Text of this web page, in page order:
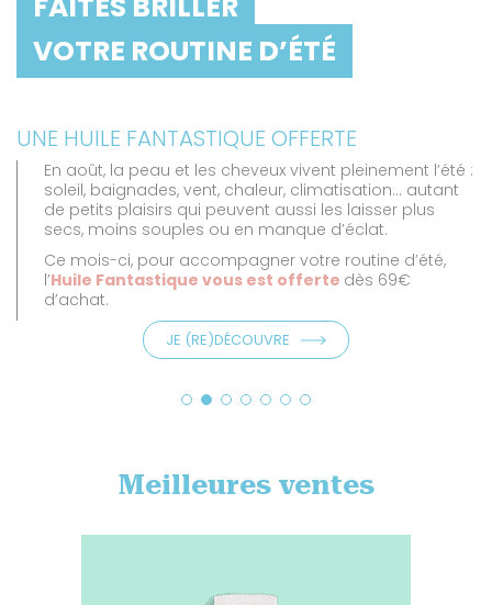
VOTRE ROUTINE D’ÉTÉ
UNE HUILE FANTASTIQUE OFFERTE
En août, la peau et les cheveux vivent pleinement l’été :
soleil, baignades, vent, chaleur, climatisation… autant
de petits plaisirs qui peuvent aussi les laisser plus
secs, moins souples ou en manque d’éclat.
Ce mois-ci, pour accompagner votre routine d’été,
l’Huile Fantastique vous est offerte dès 69€
d’achat.
JE (RE)DÉCOUVRE
Meilleures ventes